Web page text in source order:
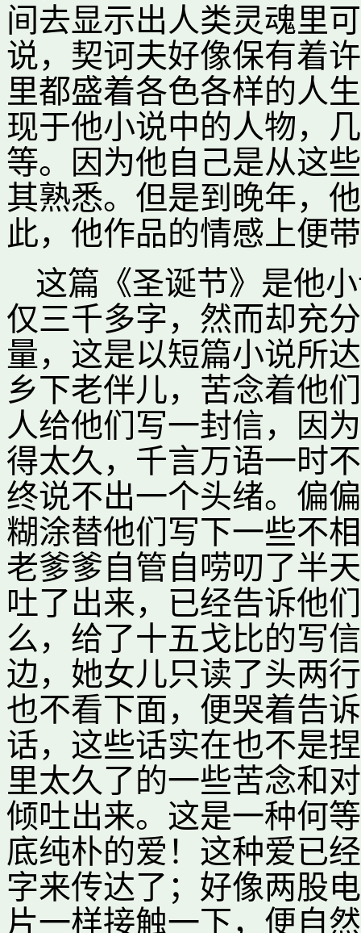
间去显示出人类灵魂里
说，契诃夫好像保有着
里都盛着各色各样的人
现于他小说中的人物，
等。因为他自己是从这
其熟悉。但是到晚年，
此，他作品的情感上便
这篇《圣诞节》是他
仅三千多字，然而却充
量，这是以短篇小说所
乡下老伴儿，苦念着他
人给他们写一封信，因
得太久，千言万语一时
终说不出一个头绪。偏
糊涂替他们写下一些不
老爹爹自管自唠叨了半
吐了出来，已经告诉他
么，给了十五戈比的写
边，她女儿只读了头两
也不看下面，便哭着告
话，这些话实在也不是
里太久了的一些苦念和
倾吐出来。这是一种何
底纯朴的爱！这种爱已
字来传达了；好像两股
片一样接触一下，便自